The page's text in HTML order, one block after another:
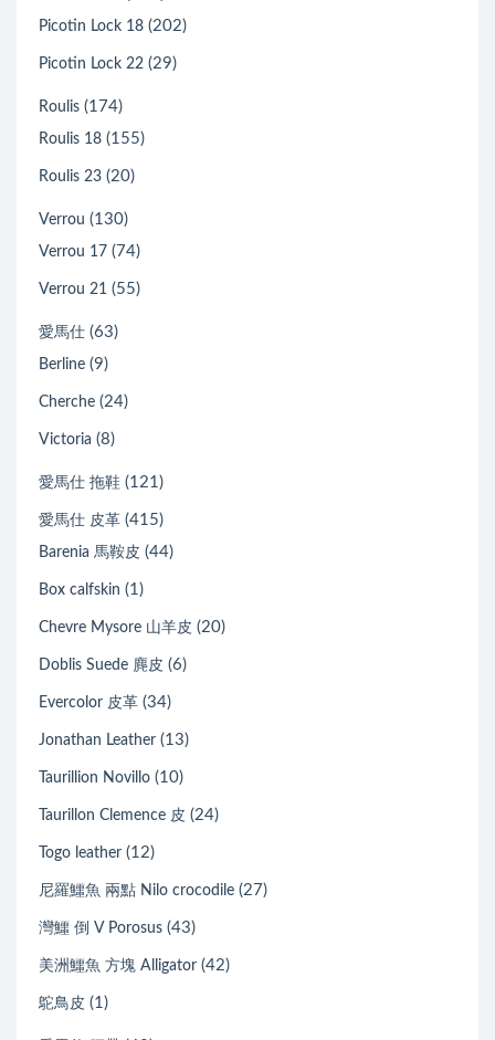
Picotin Lock 18 (202)
Picotin Lock 22 (29)
Roulis (174)
Roulis 18 (155)
Roulis 23 (20)
Verrou (130)
Verrou 17 (74)
Verrou 21 (55)
愛馬仕 (63)
Berline (9)
Cherche (24)
Victoria (8)
愛馬仕 拖鞋 (121)
愛馬仕 皮革 (415)
Barenia 馬鞍皮 (44)
Box calfskin (1)
Chevre Mysore 山羊皮 (20)
Doblis Suede 麂皮 (6)
Evercolor 皮革 (34)
Jonathan Leather (13)
Taurillion Novillo (10)
Taurillon Clemence 皮 (24)
Togo leather (12)
尼羅鱷魚 兩點 Nilo crocodile (27)
灣鱷 倒 V Porosus (43)
美洲鱷魚 方塊 Alligator (42)
鴕鳥皮 (1)